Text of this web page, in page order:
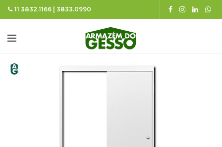
11 3832.1166 | 3833.0990